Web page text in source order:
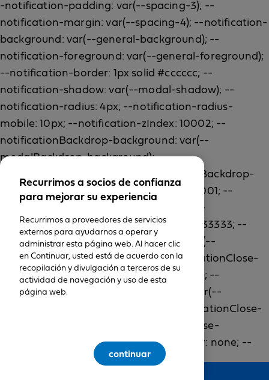
Recurrimos a socios de confianza
para mejorar su experiencia
Recurrimos a proveedores de servicios
externos para ayudarnos a operar y
administrar esta página web. Al hacer clic
en Continuar, usted está de acuerdo con la
recopilación y divulgación a terceros de su
actividad de navegación y uso de esta
página web.
continuar